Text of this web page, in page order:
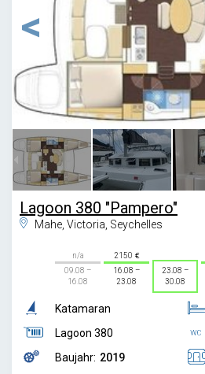
23
Lagoon 380 "Pampero"
Mahe, Victoria, Seychelles
n/a
09.08 –
16.08
2150
16.08 –
23.08
23.08 –
30.08
Katamaran
Lagoon 380
Baujahr: 2019